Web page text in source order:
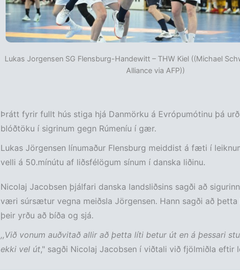
Lukas Jorgensen SG Flensburg-Handewitt – THW Kiel ((Michael
Alliance via AFP))
Þrátt fyrir fullt hús stiga hjá Danmörku á Evrópumótinu þá
blóðtöku í sigrinum gegn Rúmeníu í gær.
Lukas Jörgensen línumaður Flensburg meiddist á fæti í
velli á 50.mínútu af liðsfélögum sínum í danska liðinu.
Nicolaj Jacobsen þjálfari danska landsliðsins sagði að
væri súrsætur vegna meiðsla Jörgensen. Hann sagði að
þeir yrðu að bíða og sjá.
,,Við vonum auðvitað allir að þetta líti betur út en á þessari
ekki vel út," sagði Nicolaj Jacobsen í viðtali við fjölmiðla eftir